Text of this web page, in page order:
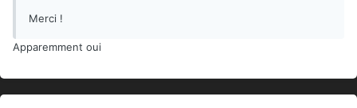
Merci !
Apparemment oui